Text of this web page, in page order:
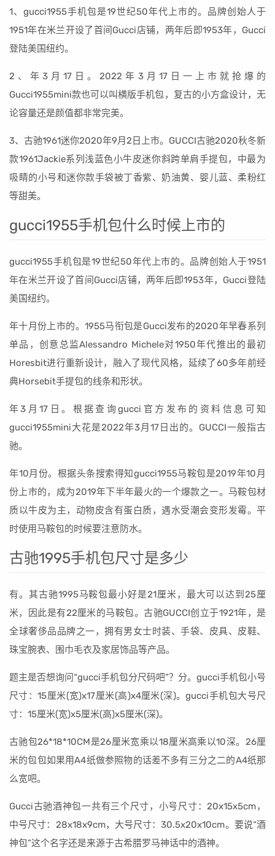
1、gucci1955手机包是19世纪50年代上市的。品牌创始人于
1951年在米兰开设了首间Gucci店铺，两年后即1953年，Gucci
登陆美国纽约。
2、年3月17日。2022年3月17日一上市就抢爆的
Gucci1955mini款也可以叫横版手机包，复古的小方盒设计，无
论容量还是颜值都非常完美。
3、古驰1961迷你2020年9月2日上市。GUCCI古驰2020秋冬新
款1961Jackie系列浅蓝色小牛皮迷你斜跨单肩手提包，中最为
吸睛的小号和迷你款手袋被丁香紫、奶油黄、婴儿蓝、柔粉红
等甜美。
gucci1955手机包什么时候上市的
gucci1955手机包是19世纪50年代上市的。品牌创始人于1951
年在米兰开设了首间Gucci店铺，两年后即1953年，Gucci登陆
美国纽约。
年十月份上市的。1955马衔包是Gucci发布的2020年早春系列
单品，创意总监Alessandro Michele对1950年代推出的最初
Horesbit进行重新设计，融入了现代风格，延续了60多年前经
典Horsebit手提包的线条和形状。
年3月17日。根据查询gucci官方发布的资料信息可知
gucci1955mini大花是2022年3月17日出的。GUCCI一般指古
驰。
年10月份。根据头条搜索得知gucci1955马鞍包是2019年10月
份上市的，成为2019年下半年最火的一个爆款之一。马鞍包材
质以牛皮为主，动物皮含有蛋白质，遇水受潮会变形发霉。平
时使用马鞍包的时候要注意防水。
古驰1995手机包尺寸是多少
有。其古驰1995马鞍包最小好是21厘米，最大可以达到25厘
米，因此是有22厘米的马鞍包。古驰GUCCI创立于1921年，是
全球奢侈品品牌之一，拥有男女士时装、手袋、皮具、皮鞋、
珠宝腕表、围巾毛衣及家居饰品等产品。
题主是否想询问“gucci手机包分尺码吧”？分。gucci手机包小号
尺寸：15厘米(宽)x17厘米(高)x4厘米(深)。gucci手机包大号尺
寸：15厘米(宽)x5厘米(高)x5厘米(深)。
古驰包26*18*10CM是26厘米宽乘以18厘米高乘以10深。26厘
米的包包如果用A4纸做参照物的话差不多有三分之二的A4纸那
么宽吧。
Gucci古驰酒神包一共有三个尺寸，小号尺寸：20x15x5cm，
中号尺寸：28x18x9cm，大号尺寸：30.5x20x10cm。要说“酒
神包”这个名字还是来源于古希腊罗马神话中的酒神。